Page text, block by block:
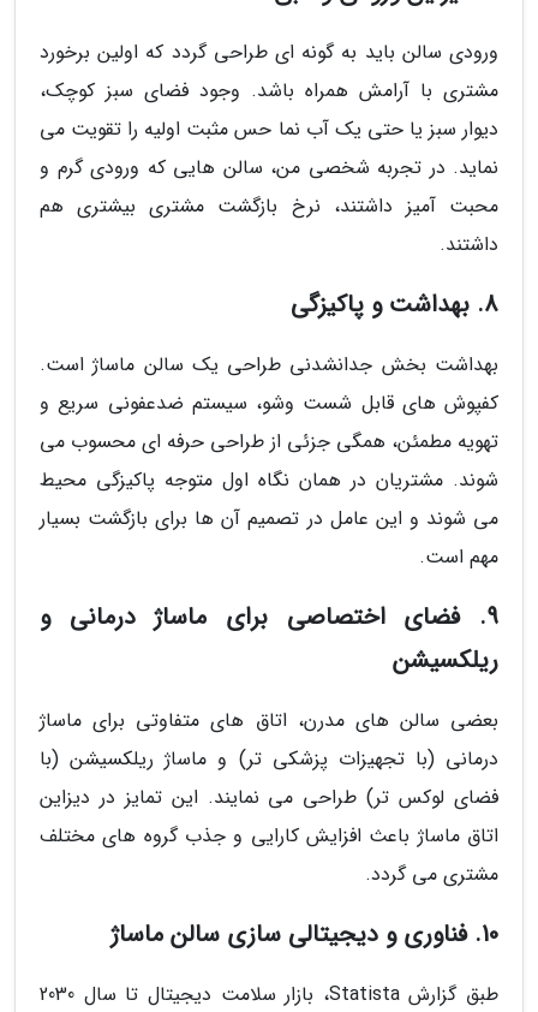
ورودی سالن باید به گونه ای طراحی گردد که اولین برخورد
مشتری با آرامش همراه باشد. وجود فضای سبز کوچک،
دیوار سبز یا حتی یک آب نما حس مثبت اولیه را تقویت می
نماید. در تجربه شخصی من، سالن هایی که ورودی گرم و
محبت آمیز داشتند، نرخ بازگشت مشتری بیشتری هم
داشتند.
8. بهداشت و پاکیزگی
بهداشت بخش جدانشدنی طراحی یک سالن ماساژ است.
کفپوش های قابل شست وشو، سیستم ضدعفونی سریع و
تهویه مطمئن، همگی جزئی از طراحی حرفه ای محسوب می
شوند. مشتریان در همان نگاه اول متوجه پاکیزگی محیط
می شوند و این عامل در تصمیم آن ها برای بازگشت بسیار
مهم است.
9. فضای اختصاصی برای ماساژ درمانی و
ریلکسیشن
بعضی سالن های مدرن، اتاق های متفاوتی برای ماساژ
درمانی (با تجهیزات پزشکی تر) و ماساژ ریلکسیشن (با
فضای لوکس تر) طراحی می نمایند. این تمایز در دیزاین
اتاق ماساژ باعث افزایش کارایی و جذب گروه های مختلف
مشتری می گردد.
10. فناوری و دیجیتالی سازی سالن ماساژ
طبق گزارش Statista، بازار سلامت دیجیتال تا سال 2030